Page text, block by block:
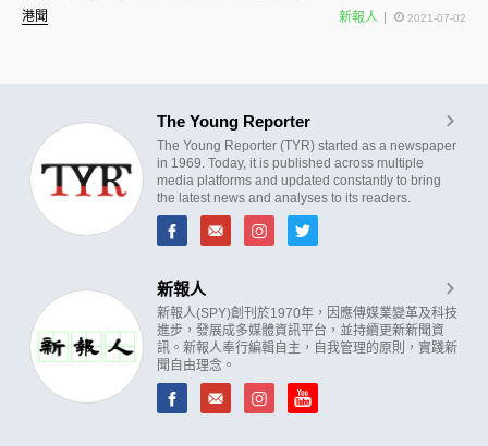
港聞 新報人 2021-07-02
The Young Reporter
The Young Reporter (TYR) started as a newspaper
in 1969. Today, it is published across multiple
media platforms and updated constantly to bring
the latest news and analyses to its readers.
新報人
新報人(SPY)創刊於1970年，因應傳媒業變革及科技
進步，發展成多媒體資訊平台，並持續更新新聞資
訊。新報人奉行編輯自主，自我管理的原則，實踐新
聞自由理念。